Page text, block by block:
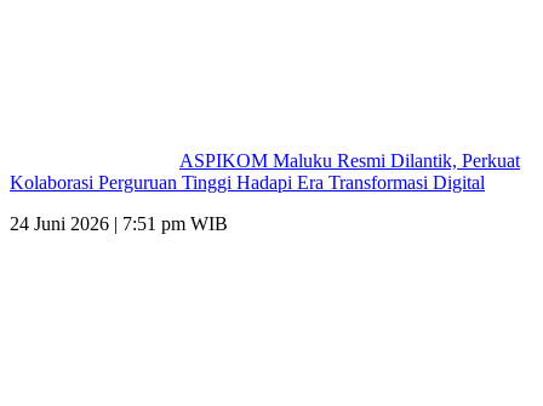
ASPIKOM Maluku Resmi Dilantik, Perkuat
Kolaborasi Perguruan Tinggi Hadapi Era Transformasi Digital
24 Juni 2026 | 7:51 pm WIB